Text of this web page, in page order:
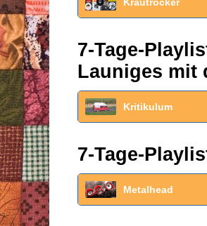
Krautrocker
7-Tage-
Launiges mit
Kritikulum
7-Tage-
Metalhead